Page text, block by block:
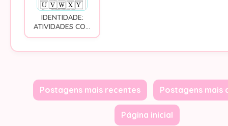
IDENTIDADE:
ATIVIDADES COM
O NOME -
CONTAGEM DAS
Postagens mais recentes Postagens mais
Página inicial